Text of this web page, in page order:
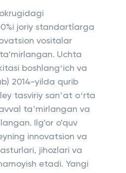
joriy standartlarga
vositalar
Uchta
boshlangʻich va
2014-yilda qurib
tasviriy sanʼat oʻrta
taʼmirlangan va
Ilg'or o'quv
innovatsion va
jihozlari va
etadi. Yangi